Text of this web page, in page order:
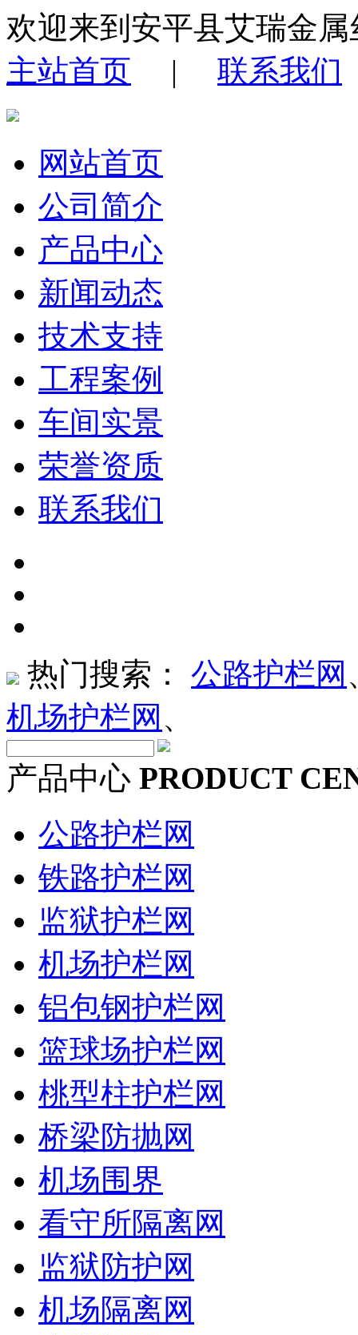
欢迎来到安平县艾瑞金
主站首页 | 联系我们
网站首页
公司简介
产品中心
新闻动态
技术支持
工程案例
车间实景
荣誉资质
联系我们
热门搜索： 公路护栏网
机场护栏网 、
产品中心 PRODUCT
公路护栏网
铁路护栏网
监狱护栏网
机场护栏网
铝包钢护栏网
篮球场护栏网
桃型柱护栏网
桥梁防抛网
机场围界
看守所隔离网
监狱防护网
机场隔离网